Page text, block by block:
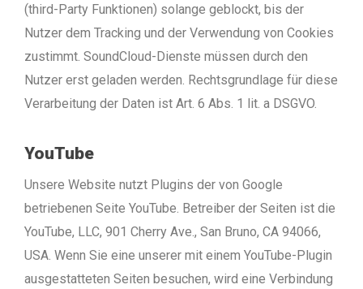
(third-Party Funktionen) solange geblockt, bis der
Nutzer dem Tracking und der Verwendung von Cookies
zustimmt. SoundCloud-Dienste müssen durch den
Nutzer erst geladen werden. Rechtsgrundlage für diese
Verarbeitung der Daten ist Art. 6 Abs. 1 lit. a DSGVO.
YouTube
Unsere Website nutzt Plugins der von Google
betriebenen Seite YouTube. Betreiber der Seiten ist die
YouTube, LLC, 901 Cherry Ave., San Bruno, CA 94066,
USA. Wenn Sie eine unserer mit einem YouTube-Plugin
ausgestatteten Seiten besuchen, wird eine Verbindung